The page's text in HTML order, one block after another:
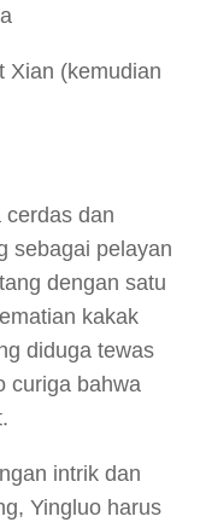
Xian (kemudian
cerdas dan
sebagai pelayan
dengan satu
kakak
diduga tewas
curiga bahwa
intrik dan
Yingluo harus